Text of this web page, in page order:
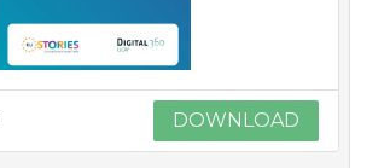
DOWNLOAD